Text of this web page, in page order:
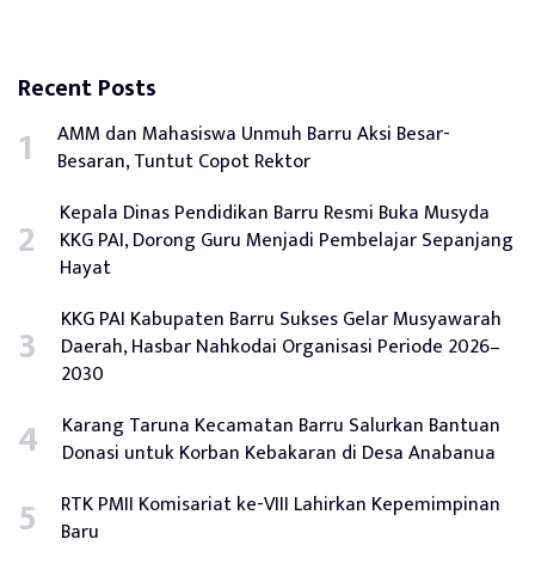
Recent Posts
AMM dan Mahasiswa Unmuh Barru Aksi Besar-
Besaran, Tuntut Copot Rektor
Kepala Dinas Pendidikan Barru Resmi Buka Musyda
KKG PAI, Dorong Guru Menjadi Pembelajar Sepanjang
Hayat
KKG PAI Kabupaten Barru Sukses Gelar Musyawarah
Daerah, Hasbar Nahkodai Organisasi Periode 2026–
2030
Karang Taruna Kecamatan Barru Salurkan Bantuan
Donasi untuk Korban Kebakaran di Desa Anabanua
RTK PMII Komisariat ke-VIII Lahirkan Kepemimpinan
Baru